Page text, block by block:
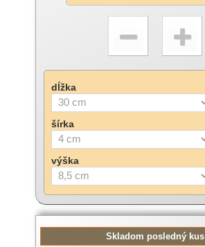
dĺžka
šírka
výška
Skladom posledný kus